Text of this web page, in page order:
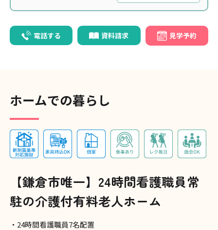
電話する 資料請求 見学予約
ホームでの暮らし
【鎌倉市唯一】24時間看護職員常
駐の介護付有料老人ホーム
・24時間看護職員7名配置